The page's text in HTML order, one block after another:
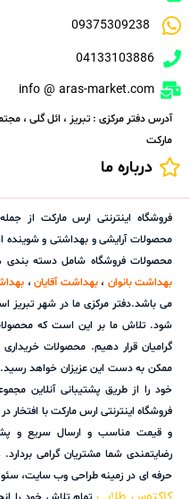
09375309238
04133103886
info @ aras-market.com
آدرس دفتر مرکزی : تبریز ، ائل گلی ،
مارکت
درباره ما
فروشگاه اینترنتی ارس مارکت از
محصولات آرایشی و بهداشتی و شوینده
محصولات فروشگاه شامل دسته
بهداشت بانوان ،بهداشت آقایان،
می باشد.دفتر مرکزی ما در شهر تبریز
شود. تلاش ما بر این است که
گرامیان قرار دهیم. محصولات
ممکن به دست این عزیزان خواهد رسید.
فروشگاه اینترنتی ارس مارکت با
و قیمت مناسب و ارسال سریع و
رضایتمندی شما مشتریان گرامی
حرفه ای در زمینه طراحی وب سایت، سئو